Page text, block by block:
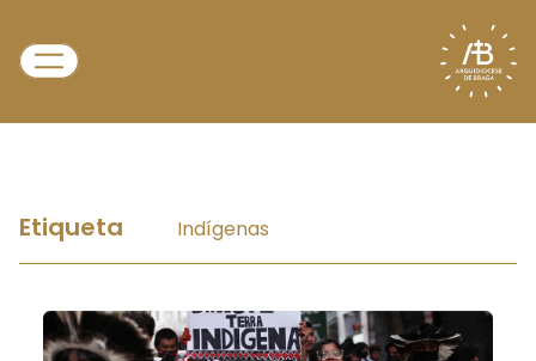
Etiqueta Indígenas